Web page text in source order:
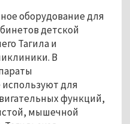
оборудование для
детской
Тагила и
В
для
функций,
мышечной